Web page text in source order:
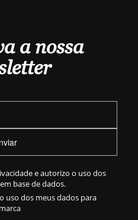
a nossa
e autorizo o uso dos
base de dados.
uso dos meus dados para